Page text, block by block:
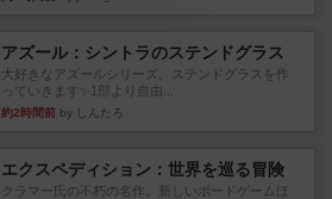
アズール：シントラのステンドグラス
大好きなアズールシリーズ。ステンドグラスを作
っていきます✨1部より自由...
約2時間前 by しんたろ
エクスペディション：世界を巡る冒険
クラマー氏の不朽の名作。新しいボードゲームほ